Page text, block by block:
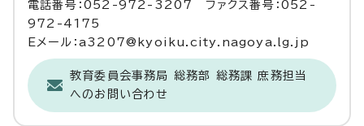
電話番号：052-972-3207 ファクス番号：052-
972-4175
Eメール：a3207@kyoiku.city.nagoya.lg.jp
教育委員会事務局 総務部 総務課 庶務担当
へのお問い合わせ